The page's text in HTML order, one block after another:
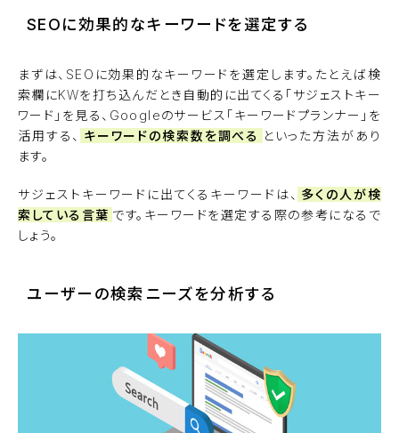
SEOに効果的なキーワードを選定する
まずは、SEOに効果的なキーワードを選定します。たとえば検
索欄にKWを打ち込んだとき自動的に出てくる「サジェストキー
ワード」を見る、Googleのサービス「キーワードプランナー」を
活用する、 キーワードの検索数を調べる
といった方法があり
ます。
サジェストキーワードに出てくるキーワードは、 多くの人が検
索している言葉 です。キーワードを選定する際の参考になるで
しょう。
ユーザーの検索ニーズを分析する